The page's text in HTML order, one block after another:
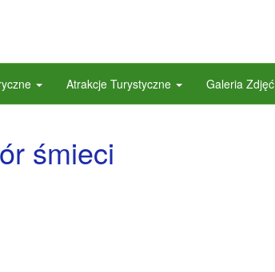
Atrakcje Turystyczne Galeria Zdjęć
śmieci